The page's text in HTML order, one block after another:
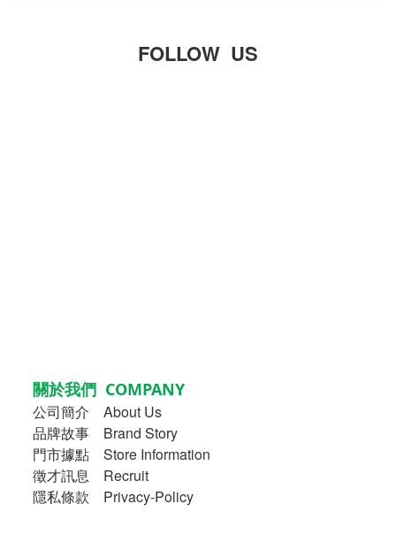
FOLLOW US
關於我們 COMPANY
公司簡介
About Us
品牌故事
Brand Story
門市據點 Store Information
徵才訊息 Recruit
隱私條款 Privacy-Policy